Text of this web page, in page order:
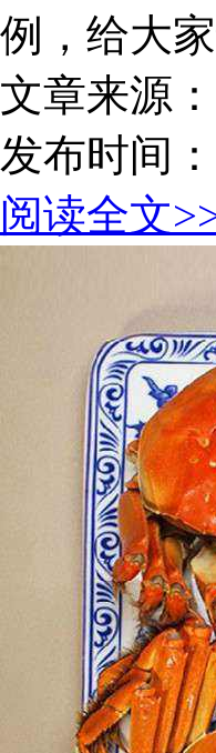
例，给大
文章来源
发布时间
阅读全文